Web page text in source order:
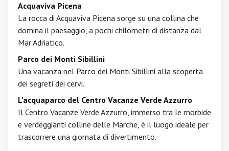
Acquaviva Picena
La rocca di Acquaviva Picena sorge su una collina che
domina il paesaggio, a pochi chilometri di distanza dal
Mar Adriatico.
Parco dei Monti Sibillini
Una vacanza nel Parco dei Monti Sibillini alla scoperta
dei segreti dei cervi.
L'acquaparco del Centro Vacanze Verde Azzurro
Il Centro Vacanze Verde Azzurro, immerso tra le morbide
e verdeggianti colline delle Marche, è il luogo ideale per
trascorrere una giornata di divertimento.